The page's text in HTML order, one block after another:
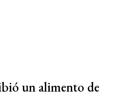
un alimento de